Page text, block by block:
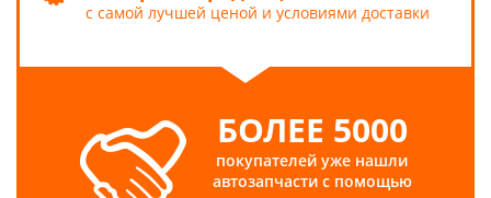
с самой лучшей ценой и условиями доставки
БОЛЕЕ 5000
покупателей уже нашли
автозапчасти с помощью